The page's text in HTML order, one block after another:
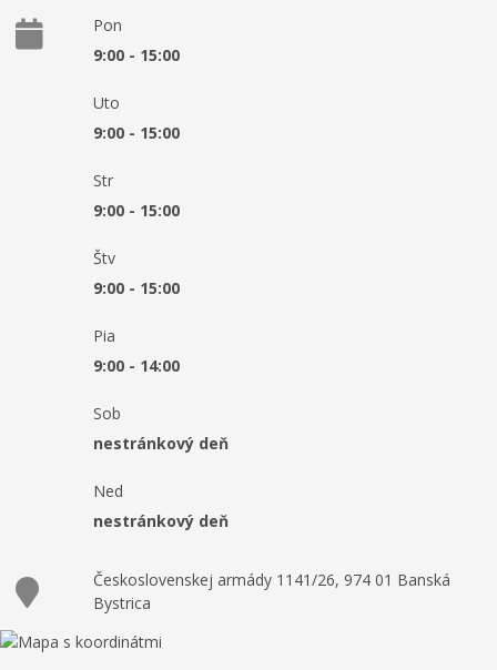
Pon
9:00 - 15:00
Uto
9:00 - 15:00
Str
9:00 - 15:00
Štv
9:00 - 15:00
Pia
9:00 - 14:00
Sob
nestránkový deň
Ned
nestránkový deň
Československej armády 1141/26, 974 01 Banská
Bystrica